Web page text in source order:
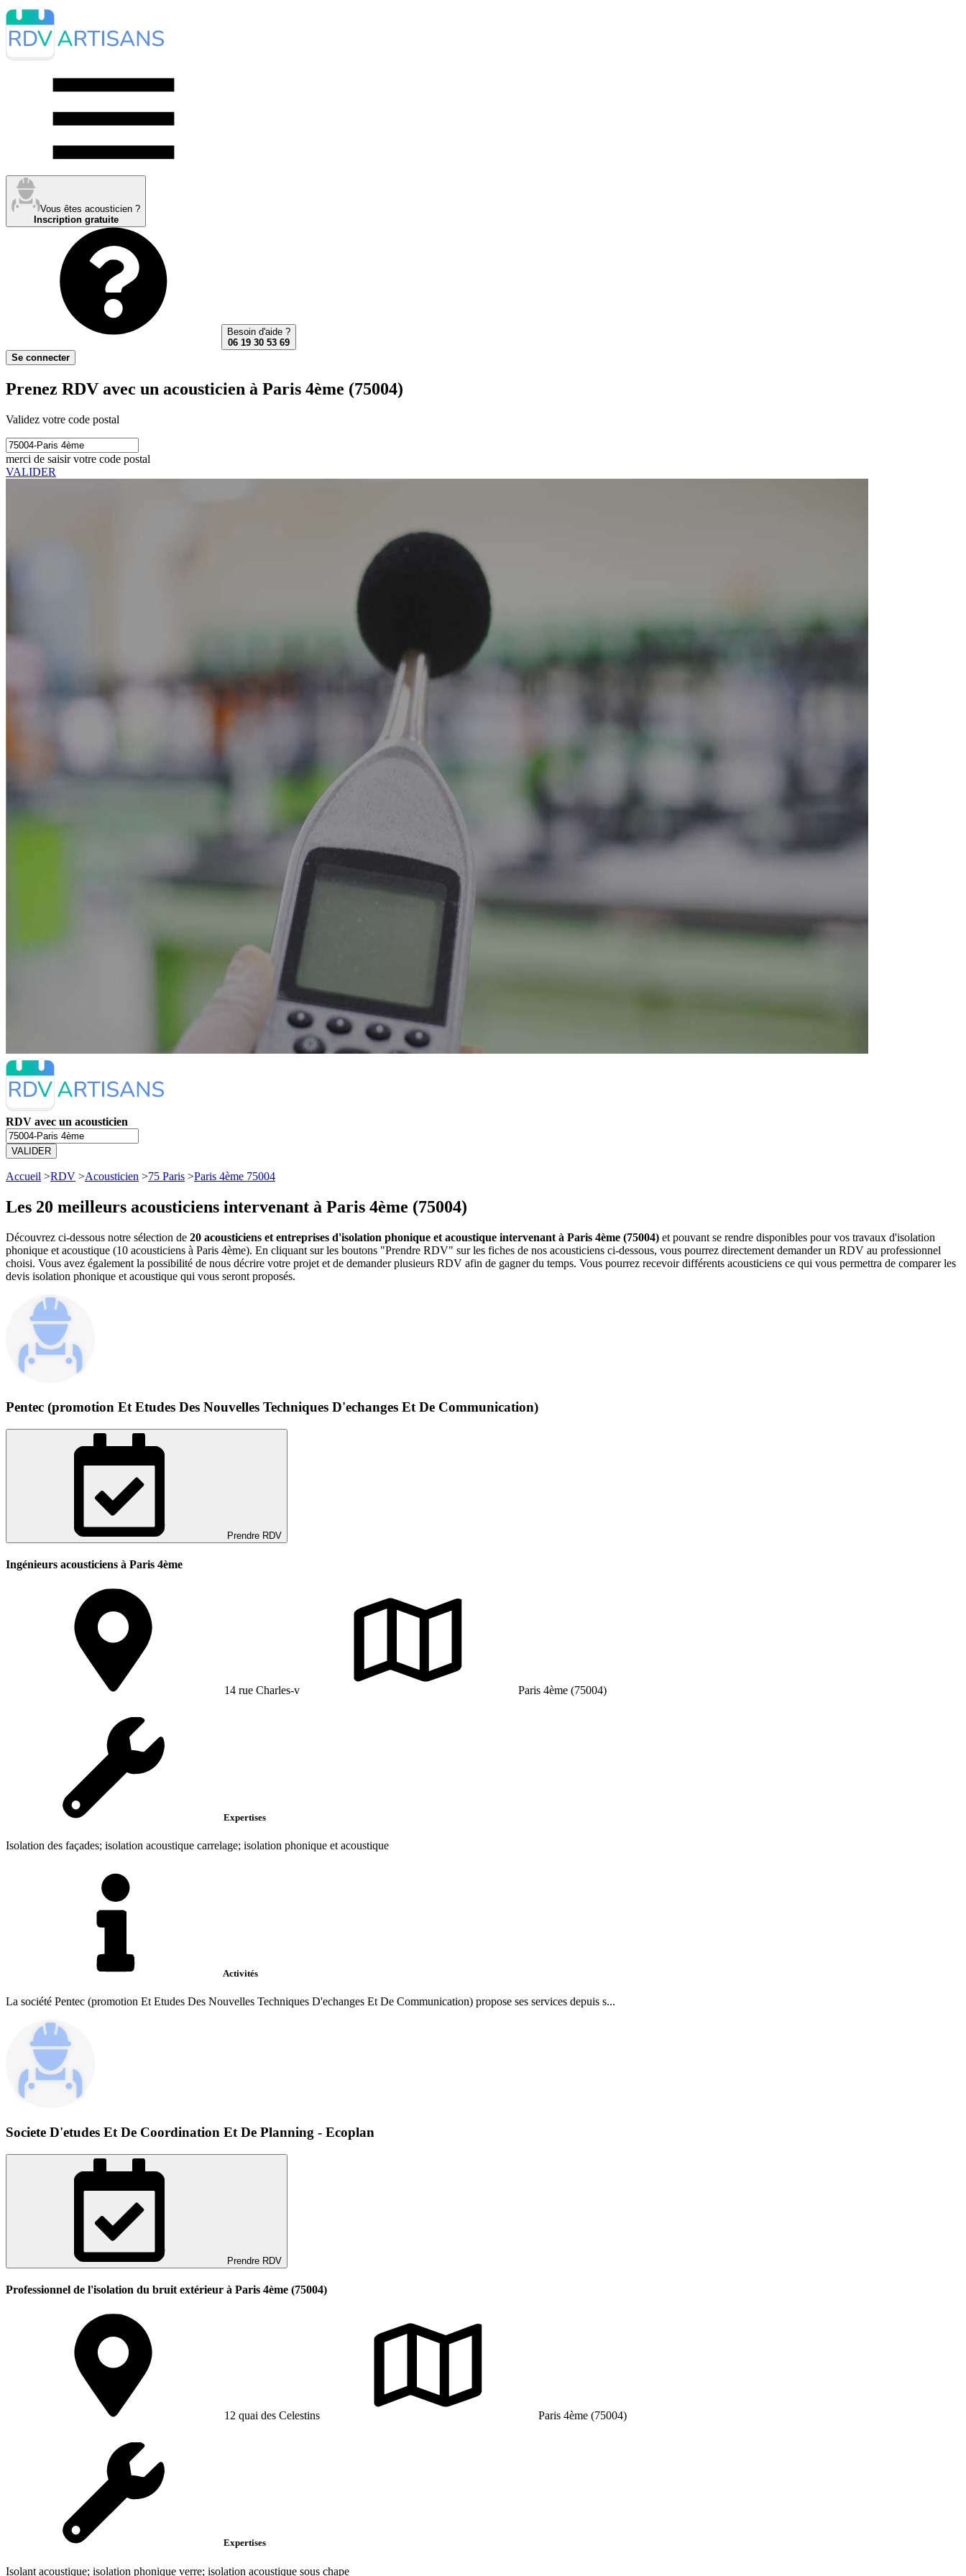
Vous êtes acousticien ?
Inscription gratuite
Besoin d'aide ?
06 19 30 53 69
Se connecter
Prenez RDV avec un acousticien à Paris 4ème (75004)
Validez votre code postal
merci de saisir votre code postal
VALIDER
RDV avec un acousticien
VALIDER
Accueil >RDV >Acousticien >75 Paris >Paris 4ème 75004
Les 20 meilleurs acousticiens intervenant à Paris 4ème (75004)
Découvrez ci-dessous notre sélection de 20 acousticiens et entreprises d'isolation phonique et acoustique intervenant à Paris 4ème (75004) et pouvant se rendre disponibles pour vos travaux d'isolation
phonique et acoustique (10 acousticiens à Paris 4ème). En cliquant sur les boutons "Prendre RDV" sur les fiches de nos acousticiens ci-dessous, vous pourrez directement demander un RDV au professionnel
choisi. Vous avez également la possibilité de nous décrire votre projet et de demander plusieurs RDV afin de gagner du temps. Vous pourrez recevoir différents acousticiens ce qui vous permettra de comparer les
devis isolation phonique et acoustique qui vous seront proposés.
Pentec (promotion Et Etudes Des Nouvelles Techniques D'echanges Et De Communication)
Prendre RDV
Ingénieurs acousticiens à Paris 4ème
14 rue Charles-v Paris 4ème (75004)
Expertises
Isolation des façades; isolation acoustique carrelage; isolation phonique et acoustique
Activités
La société Pentec (promotion Et Etudes Des Nouvelles Techniques D'echanges Et De Communication) propose ses services depuis s...
Societe D'etudes Et De Coordination Et De Planning - Ecoplan
Prendre RDV
Professionnel de l'isolation du bruit extérieur à Paris 4ème (75004)
12 quai des Celestins Paris 4ème (75004)
Expertises
Isolant acoustique; isolation phonique verre; isolation acoustique sous chape